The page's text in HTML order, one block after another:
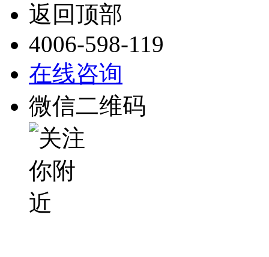
返回顶部
4006-598-119
在线咨询
微信二维码